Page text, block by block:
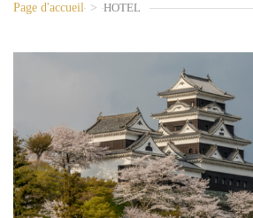
Page d'accueil > HOTEL